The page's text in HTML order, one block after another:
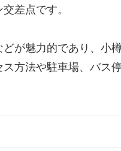
差点です。
が魅力的であり、小
方法や駐車場、バス